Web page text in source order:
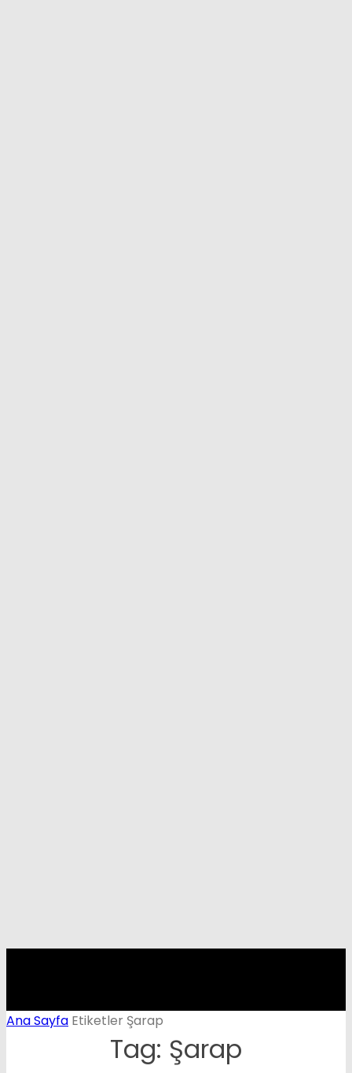
Ana Sayfa Etiketler Şarap
Tag: Şarap